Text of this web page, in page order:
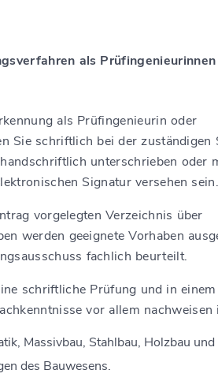
als
als Prüfingenieurin oder
Sie schriftlich bei der zuständigen
unterschrieben oder
Signatur versehen
vorgelegten Verzeichnis über
werden geeignete Vorhaben
fachlich beurteilt.
schriftliche Prüfung und in einem
vor allem nachweisen
Massivbau, Stahlbau, Holzbau und
des Bauwesens.